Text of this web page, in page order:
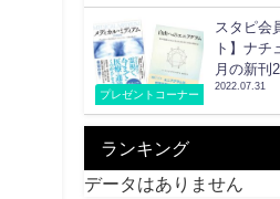
プレゼントコーナー
スタピ会
ト】ナチ
月の新刊
2022.07.31
ランキング
データはありません